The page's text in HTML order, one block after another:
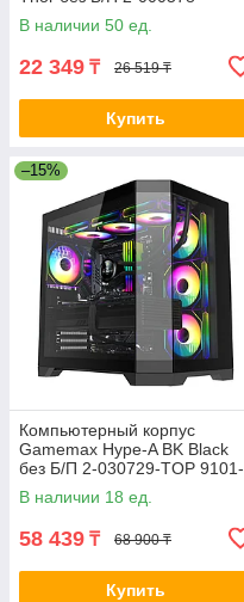
В наличии 50 ед.
22 349 ₸ 26 519 ₸
Купить
–15%
Компьютерный корпус
Gamemax Hype-A BK Black
без Б/П 2-030729-TOP 9101-
0000R0165
В наличии 18 ед.
58 439 ₸ 68 900 ₸
Купить